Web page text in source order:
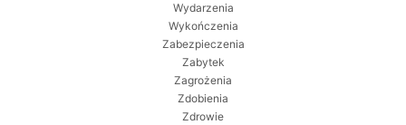
Wydarzenia
Wykończenia
Zabezpieczenia
Zabytek
Zagrożenia
Zdobienia
Zdrowie